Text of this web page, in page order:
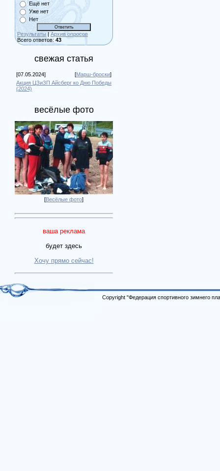
Ещё нет
Уже нет
Нет
Результаты | Архив опросов
Всего ответов: 43
свежая статья
[07.05.2024] [Марш-броски]
Акция ЦЗиЗП Айсберг ко Дню Победы
(2024)
весёлые фото
[Весёлые фото]
ваша реклама
будет здесь
Хочу прямо сейчас!
Copyright "Федерация спортивного зимнего